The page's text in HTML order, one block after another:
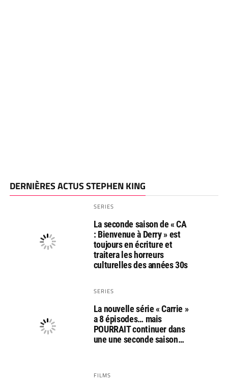
DERNIÈRES ACTUS STEPHEN KING
SERIES
La seconde saison de « CA
: Bienvenue à Derry » est
toujours en écriture et
traitera les horreurs
culturelles des années 30s
SERIES
La nouvelle série « Carrie »
a 8 épisodes… mais
POURRAIT continuer dans
une une seconde saison…
FILMS